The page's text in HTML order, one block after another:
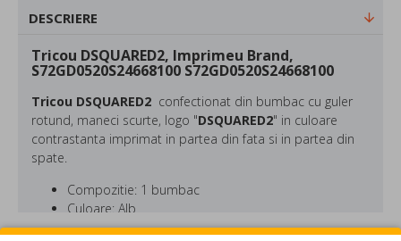
DESCRIERE
Tricou DSQUARED2, Imprimeu Brand,
S72GD0520S24668100 S72GD0520S24668100
Tricou DSQUARED2 confectionat din bumbac cu guler
rotund, maneci scurte, logo "DSQUARED2" in culoare
contrastanta imprimat in partea din fata si in partea din
spate.
Compozitie: 1 bumbac
Culoare: Alb